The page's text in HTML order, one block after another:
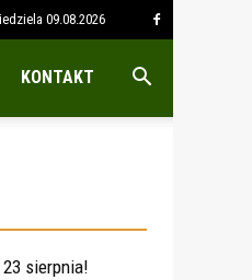
09.08.2026
KONTAKT
sierpnia!